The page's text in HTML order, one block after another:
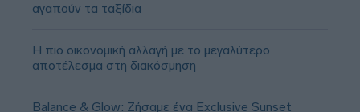
αγαπούν τα ταξίδια
Η πιο οικονομική αλλαγή με το μεγαλύτερο
αποτέλεσμα στη διακόσμηση
Balance & Glow: Ζήσαμε ένα Exclusive Sunset